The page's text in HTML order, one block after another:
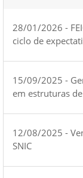
28/01/2026 -
ciclo de
15/09/2025 -
em estruturas
12/08/2025 -
SNIC